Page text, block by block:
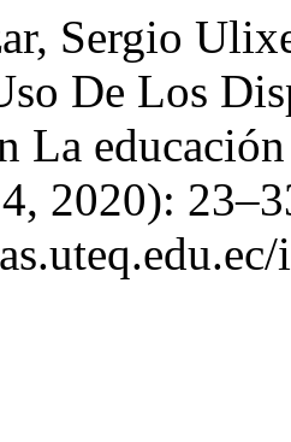
Sergio
De Los
La
2020):